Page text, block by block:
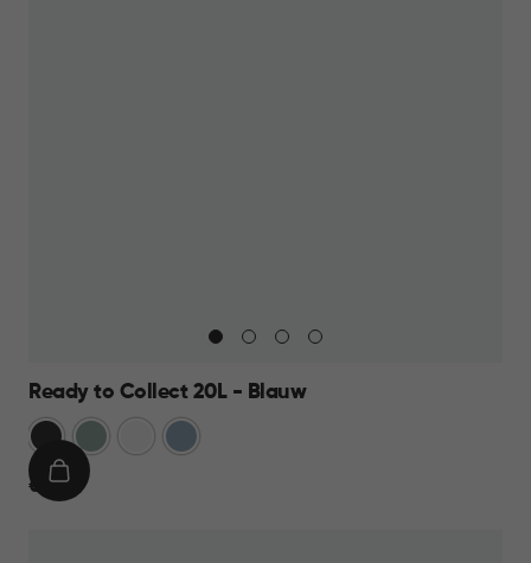
Ready to Collect 20L - Blauw
Donkergrijs
Groen Blauw
€
€ 19,95
IN